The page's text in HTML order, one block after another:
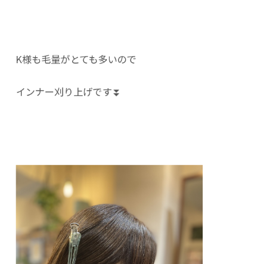
K様も毛量がとても多いので
インナー刈り上げです⏬